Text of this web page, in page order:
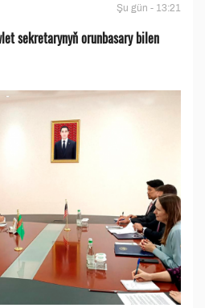
Şu gün - 13:21
sekretarynyň orunbasary bilen